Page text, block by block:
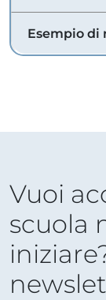
Esempio di
Vuoi
scuola